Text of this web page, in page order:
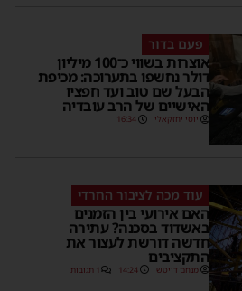
פעם בדור
אוצרות בשווי כ־100 מיליון
דולר נחשפו בתערוכה: מכיפת
הבעל שם טוב ועד חפציו
האישיים של הרב עובדיה
יוסי יחזקאלי 16:34
עוד מכה לציבור החרדי
האם אירועי בין הזמנים
באשדוד בסכנה? עתירה
חדשה דורשת לעצור את
התקציבים
מנחם דויטש 14:24 1 תגובות